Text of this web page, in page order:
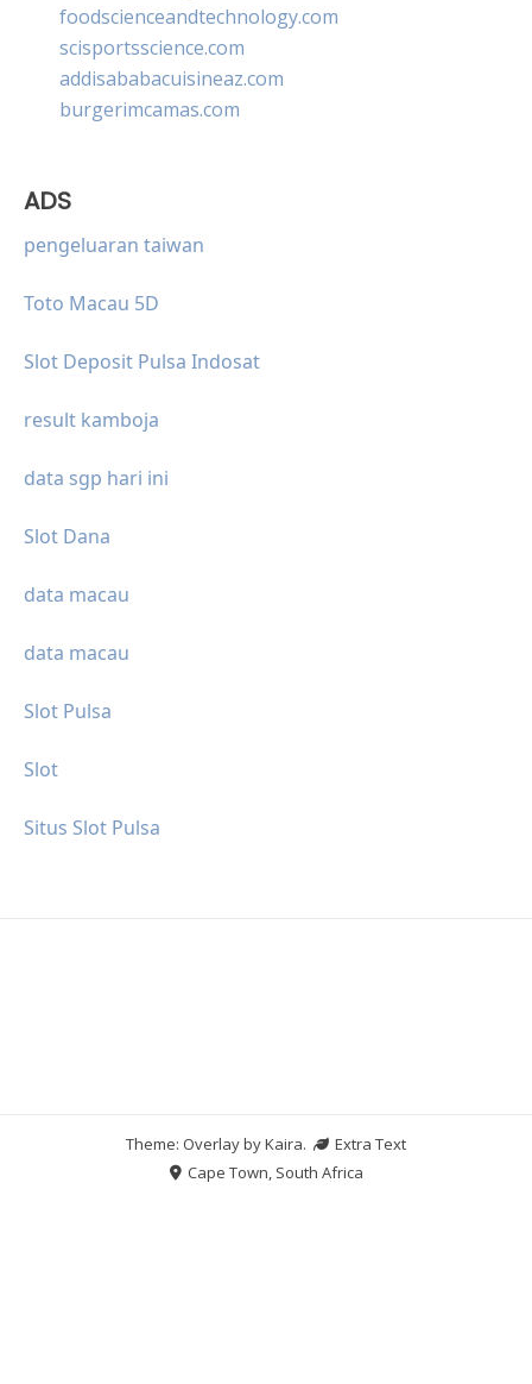
foodscienceandtechnology.com
scisportsscience.com
addisababacuisineaz.com
burgerimcamas.com
ADS
pengeluaran taiwan
Toto Macau 5D
Slot Deposit Pulsa Indosat
result kamboja
data sgp hari ini
Slot Dana
data macau
data macau
Slot Pulsa
Slot
Situs Slot Pulsa
Theme: Overlay byKaira.
Extra Text
Cape Town, South Africa